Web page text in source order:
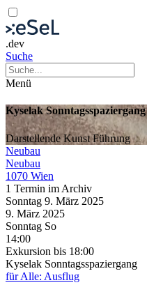
.dev
Suche
Menü
Kyselak Sonntagsspaziergang
Darstellende KunstFührung
Neubau
Neubau
1070 Wien
1 Termin im Archiv
Sonntag 9. März 2025
9. März 2025
Sonntag So
14:00
Exkursion bis 18:00
Kyselak Sonntagsspaziergang
für Alle: Ausflug